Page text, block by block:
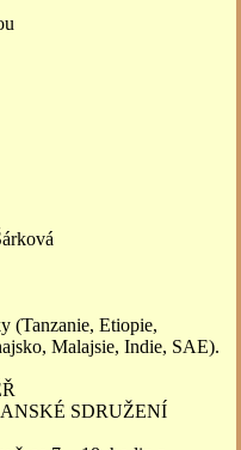
(Tanzanie, Etiopie,
Malajsie, Indie, SAE).
SDRUŽENÍ